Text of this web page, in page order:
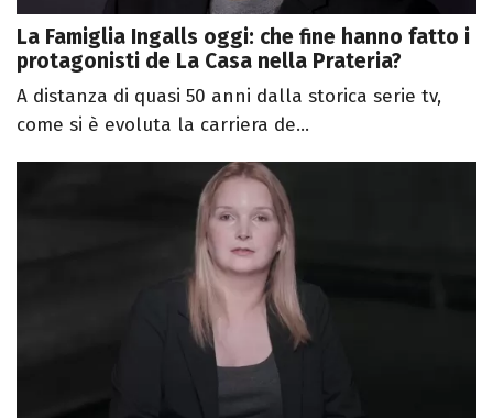
La Famiglia Ingalls oggi: che fine hanno fatto i
protagonisti de La Casa nella Prateria?
A distanza di quasi 50 anni dalla storica serie tv,
come si è evoluta la carriera de...